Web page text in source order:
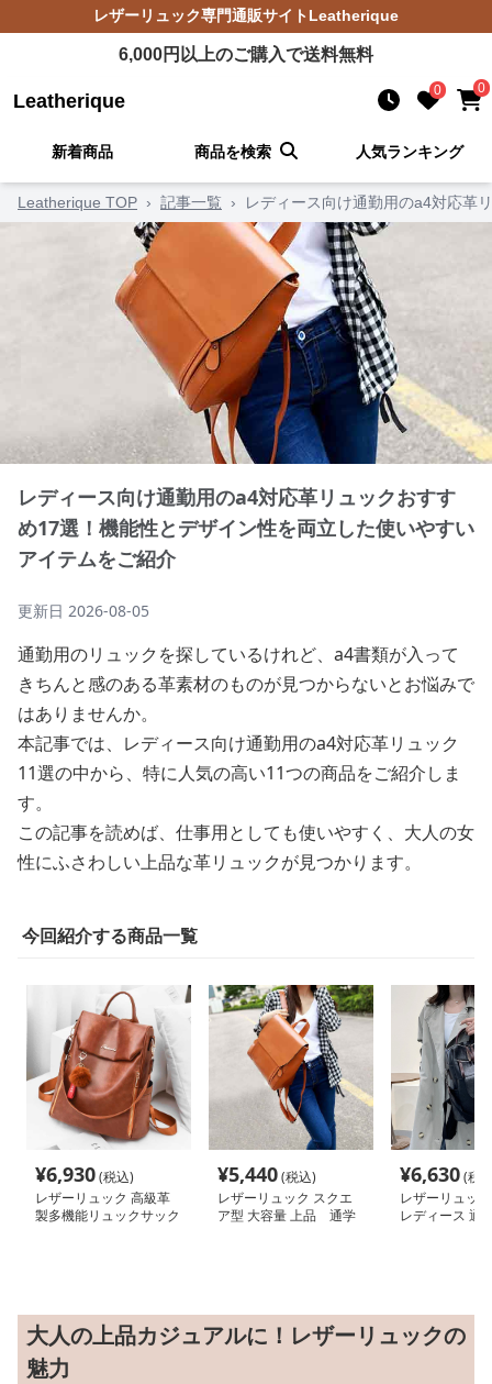
レザーリュック専門通販サイトLeatherique
6,000円以上のご購入で送料無料
Leatherique 0 0
新着商品 商品を検索 人気ランキング
Leatherique TOP › 記事一覧 › レディース向け通勤用のa4対応革
レディース向け通勤用のa4対応革リュックおすす
め17選！機能性とデザイン性を両立した使いやすい
アイテムをご紹介
更新日 2026-08-05
通勤用のリュックを探しているけれど、a4書類が入って
きちんと感のある革素材のものが見つからないとお悩みで
はありませんか。
本記事では、レディース向け通勤用のa4対応革リュック
11選の中から、特に人気の高い11つの商品をご紹介しま
す。
この記事を読めば、仕事用としても使いやすく、大人の女
性にふさわしい上品な革リュックが見つかります。
今回紹介する商品一覧
¥6,930(税込)
レザーリュック 高級革
製多機能リュックサック
¥5,440(税込)
レザーリュック スクエ
ア型 大容量 上品 通学
¥6,630(税
レザーリュッ
レディース 通
大人の上品カジュアルに！レザーリュックの
魅力